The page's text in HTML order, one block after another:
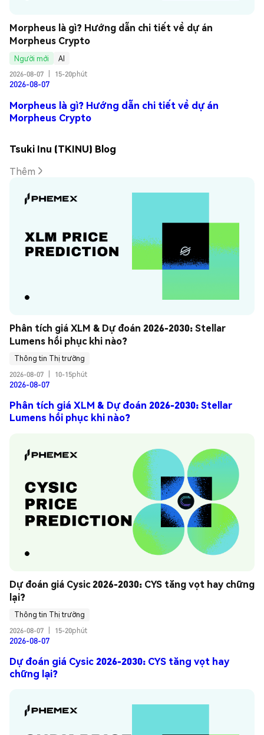
Morpheus là gì? Hướng dẫn chi tiết về dự án
Morpheus Crypto
Người mới
AI
2026-08-07
15-20phút
2026-08-07
Morpheus là gì? Hướng dẫn chi tiết về dự án
Morpheus Crypto
Tsuki Inu (TKINU) Blog
Thêm
Phân tích giá XLM & Dự đoán 2026-2030: Stellar
Lumens hồi phục khi nào?
Thông tin Thị trường
2026-08-07
10-15phút
2026-08-07
Phân tích giá XLM & Dự đoán 2026-2030: Stellar
Lumens hồi phục khi nào?
Dự đoán giá Cysic 2026-2030: CYS tăng vọt hay chững
lại?
Thông tin Thị trường
2026-08-07
15-20phút
2026-08-07
Dự đoán giá Cysic 2026-2030: CYS tăng vọt hay
chững lại?